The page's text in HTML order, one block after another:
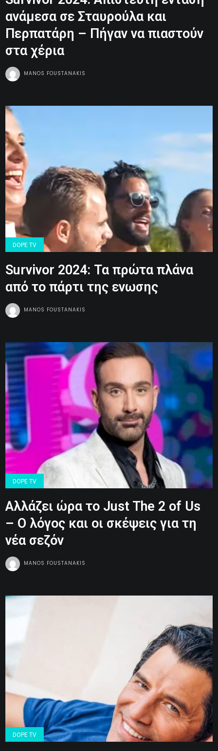
ανάμεσα σε Σταυρούλα και
Περπατάρη – Πήγαν να πιαστούν
στα χέρια
MANOS FOUSTANAKIS
DOPE TV
Survivor 2024: Τα πρώτα πλάνα
από το πάρτι της ενωσης
MANOS FOUSTANAKIS
DOPE TV
Αλλάζει ώρα το Just The 2 of Us
– Ο λόγος και οι σκέψεις για τη
νέα σεζόν
MANOS FOUSTANAKIS
DOPE TV